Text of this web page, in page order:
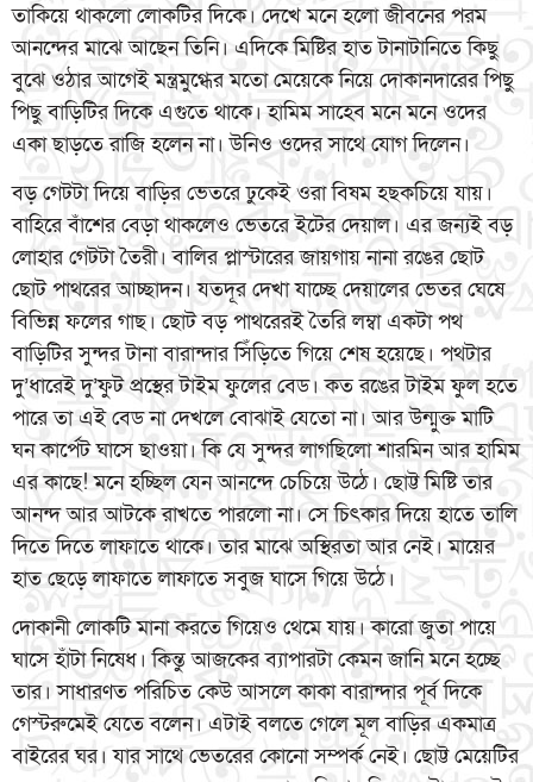
তাকিয়ে থাকলো লোকটির দিকে। দেখে মনে হলো জীবনের পরম
আনন্দের মাঝে আছেন তিনি। এদিকে মিষ্টির হাত টানাটানিতে কিছু
বুঝে ওঠার আগেই মন্ত্রমুগ্ধের মতো মেয়েকে নিয়ে দোকানদারের পিছু
পিছু বাড়িটির দিকে এগুতে থাকে। হামিম সাহেব মনে মনে ওদের
একা ছাড়তে রাজি হলেন না। উনিও ওদের সাথে যোগ দিলেন।
বড় গেটটা দিয়ে বাড়ির ভেতরে ঢুকেই ওরা বিষম হছকচিয়ে যায়।
বাহিরে বাঁশের বেড়া থাকলেও ভেতরে ইটের দেয়াল। এর জন্যই বড়
লোহার গেটটা তৈরী। বালির প্লাস্টারের জায়গায় নানা রঙের ছোট
ছোট পাথরের আচ্ছাদন। যতদূর দেখা যাচ্ছে দেয়ালের ভেতর ঘেষে
বিভিন্ন ফলের গাছ। ছোট বড় পাথরেরই তৈরি লম্বা একটা পথ
বাড়িটির সুন্দর টানা বারান্দার সিঁড়িতে গিয়ে শেষ হয়েছে। পথটার
দু’ধারেই দু’ফুট প্রস্থের টাইম ফুলের বেড। কত রঙের টাইম ফুল হতে
পারে তা এই বেড না দেখলে বোঝাই যেতো না। আর উন্মুক্ত মাটি
ঘন কার্পেট ঘাসে ছাওয়া। কি যে সুন্দর লাগছিলো শারমিন আর হামিম
এর কাছে! মনে হচ্ছিল যেন আনন্দে চেচিয়ে উঠে। ছোট্ট মিষ্টি তার
আনন্দ আর আটকে রাখতে পারলো না। সে চিৎকার দিয়ে হাতে তালি
দিতে দিতে লাফাতে থাকে। তার মাঝে অস্থিরতা আর নেই। মায়ের
হাত ছেড়ে লাফাতে লাফাতে সবুজ ঘাসে গিয়ে উঠে।
দোকানী লোকটি মানা করতে গিয়েও থেমে যায়। কারো জুতা পায়ে
ঘাসে হাঁটা নিষেধ। কিন্তু আজকের ব্যাপারটা কেমন জানি মনে হচ্ছে
তার। সাধারণত পরিচিত কেউ আসলে কাকা বারান্দার পূর্ব দিকে
গেস্টরুমেই যেতে বলেন। এটাই বলতে গেলে মূল বাড়ির একমাত্র
বাইরের ঘর। যার সাথে ভেতরের কোনো সম্পর্ক নেই। ছোট্ট মেয়েটির